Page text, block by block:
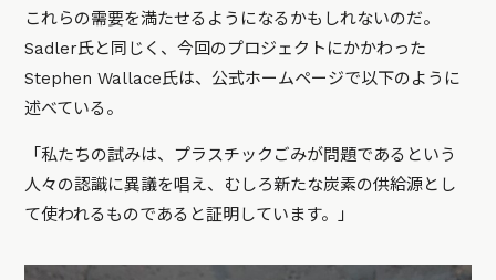
これらの需要を満たせるようになるかもしれないのだ。
Sadler氏と同じく、今回のプロジェクトにかかわった
Stephen Wallace氏は、公式ホームページで以下のように
述べている。
「私たちの試みは、プラスチックごみが問題であるという
人々の認識に異議を唱え、むしろ新たな炭素の供給源とし
て使われるものであると証明しています。」